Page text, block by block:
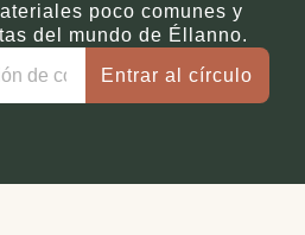
poco comunes y
del mundo de Éllanno.
Entrar al círculo